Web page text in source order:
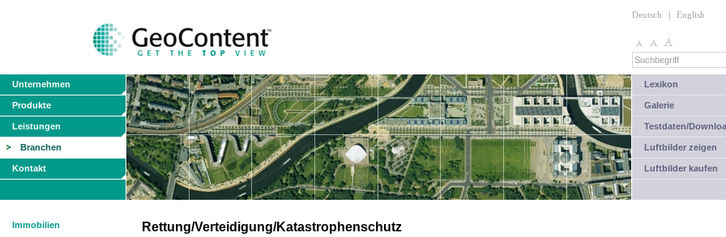
Deutsch | English
Unternehmen
Produkte
Leistungen
Branchen
Kontakt
Lexikon
Galerie
Testdaten/
Luftbilder zeigen
Luftbilder kaufen
Immobilien Rettung/Verteidigung/Katastrophenschutz